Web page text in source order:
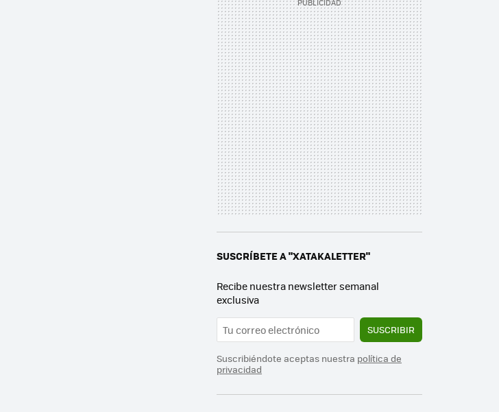
SUSCRÍBETE A "XATAKALETTER"
Recibe nuestra newsletter semanal
exclusiva
SUSCRIBIR
Suscribiéndote aceptas nuestra política de
privacidad